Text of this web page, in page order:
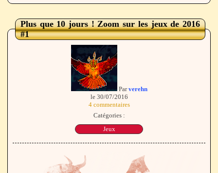
Plus que 10 jours ! Zoom sur les jeux de 2016
#1
Parverehn
le 30/07/2016
4 commentaires
Catégories :
Jeux